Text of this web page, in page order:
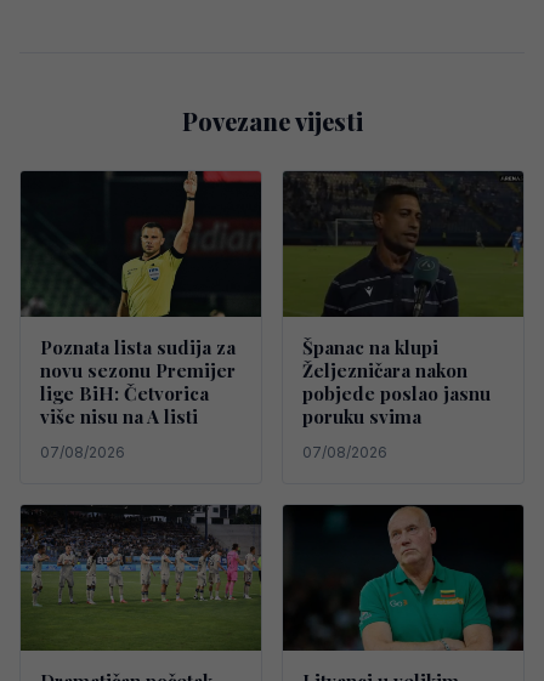
Povezane vijesti
Poznata lista sudija za
novu sezonu Premijer
lige BiH: Četvorica
više nisu na A listi
07/08/2026
Španac na klupi
Željezničara nakon
pobjede poslao jasnu
poruku svima
07/08/2026